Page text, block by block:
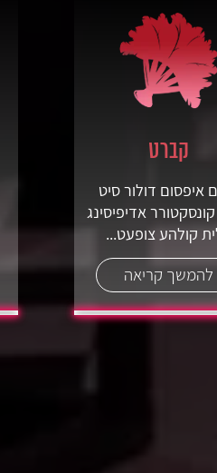
קברט
איפסום דולור סיט
אדיפיסינג
קולהע צופעט...
להמשך קריאה